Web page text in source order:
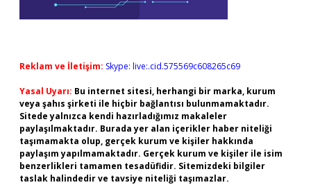
Reklam ve İletişim: Skype: live:.cid.575569c608265c69
Yasal Uyarı: Bu internet sitesi, herhangi bir marka, kurum
veya şahıs şirketi ile hiçbir bağlantısı bulunmamaktadır.
Sitede yalnızca kendi hazırladığımız makaleler
paylaşılmaktadır. Burada yer alan içerikler haber niteliği
taşımamakta olup, gerçek kurum ve kişiler hakkında
paylaşım yapılmamaktadır. Gerçek kurum ve kişiler ile isim
benzerlikleri tamamen tesadüfidir. Sitemizdeki bilgiler
taslak halindedir ve tavsiye niteliği taşımazlar.